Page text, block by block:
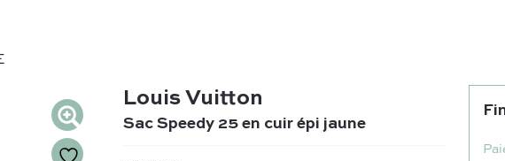
Louis Vuitton
Sac Speedy 25 en cuir épi jaune